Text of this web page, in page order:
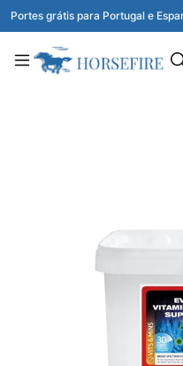
Portes grátis para Portugal e